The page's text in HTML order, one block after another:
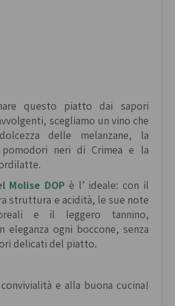
questo piatto dai sapori
scegliamo un vino che
delle melanzane, la
pomodori neri di Crimea e la
Molise DOP è l’ ideale: con il
struttura e acidità, le sue note
e il leggero tannino,
eleganza ogni boccone, senza
delicati del piatto.
e alla buona cucina!